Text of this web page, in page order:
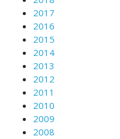
2017
2016
2015
2014
2013
2012
2011
2010
2009
2008